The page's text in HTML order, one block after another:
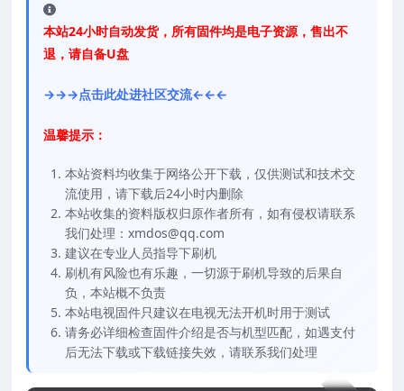
本站24小时自动发货，所有固件均是电子资源，售出不
退，请自备U盘
→→→点击此处进社区交流←←←
温馨提示：
本站资料均收集于网络公开下载，仅供测试和技术交
流使用，请下载后24小时内删除
本站收集的资料版权归原作者所有，如有侵权请联系
我们处理：xmdos@qq.com
建议在专业人员指导下刷机
刷机有风险也有乐趣，一切源于刷机导致的后果自
负，本站概不负责
本站电视固件只建议在电视无法开机时用于测试
请务必详细检查固件介绍是否与机型匹配，如遇支付
后无法下载或下载链接失效，请联系我们处理